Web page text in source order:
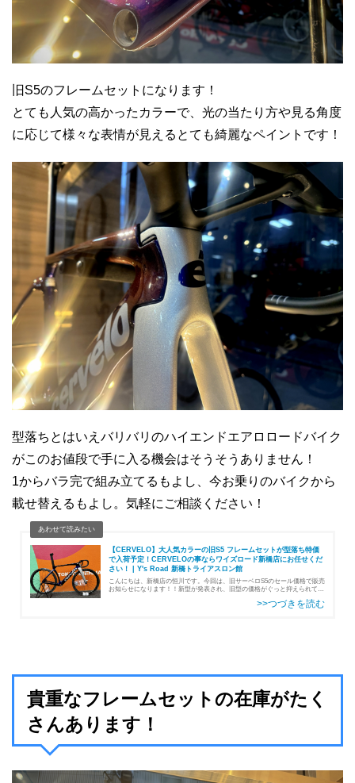
旧S5のフレームセットになります！
とても人気の高かったカラーで、光の当たり方や見る角度
に応じて様々な表情が見えるとても綺麗なペイントです！
型落ちとはいえバリバリのハイエンドエアロロードバイク
がこのお値段で手に入る機会はそうそうありません！
1からバラ完で組み立てるもよし、今お乗りのバイクから
載せ替えるもよし。気軽にご相談ください！
【CERVELO】大人気カラーの旧S5 フレームセットが型落ち特価
で入荷予定！CERVELOの事ならワイズロード新橋店にお任せくだ
さい！ | Y's Road 新橋トライアスロン館
こんにちは、新橋店の恒川です。今回は、旧サーベロS5のセール価格で販売
お知らせになります！！新型が発表され、旧型の価格がぐっと抑えられてい
貴重なフレームセットの在庫がたく
さんあります！